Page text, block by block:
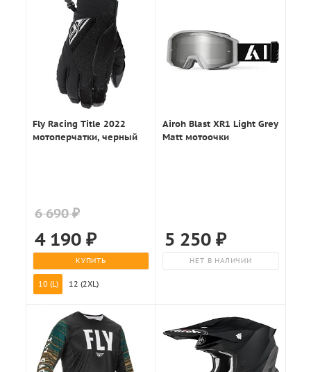
Fly Racing Title 2022
мотоперчатки, черный
6 690 ₽
4 190₽
КУПИТЬ
10 (L) 12 (2XL)
Airoh Blast XR1 Light Grey
Matt мотоочки
5 250 ₽
НЕТ В НАЛИЧИИ